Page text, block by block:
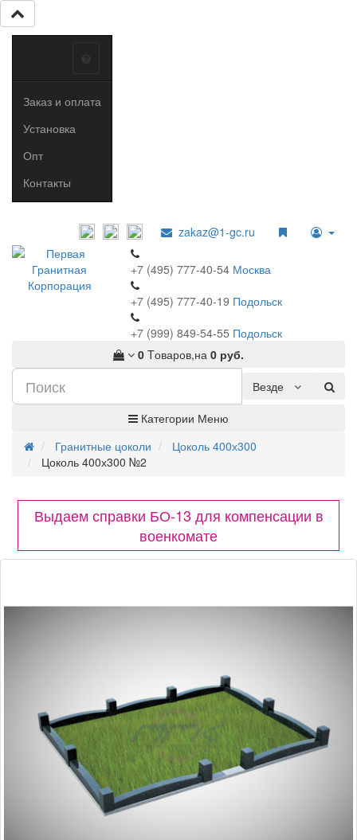
Заказ и оплата
Установка
Опт
Контакты
zakaz@1-gc.ru
+7 (495) 777-40-54 Москва
+7 (495) 777-40-19 Подольск
+7 (999) 849-54-55 Подольск
0 Tоваров,на 0 руб.
Везде
Категории Меню
Гранитные цоколи
Цоколь 400х300
Цоколь 400х300 №2
Выдаем справки БО-13 для компенсации в
военкомате